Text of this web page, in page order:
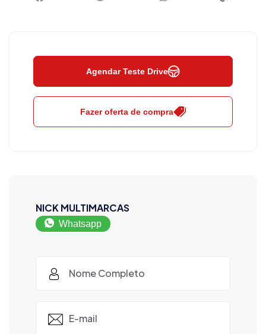
Agendar Teste Drive
Fazer oferta de compra
NICK MULTIMARCAS
Whatsapp